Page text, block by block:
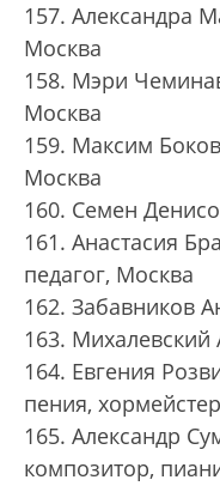
157. Александра
Москва
158. Мэри
Москва
159. Максим
Москва
160. Семен
161. Анастасия
педагог, Москва
162. Забавников
163. Михалевский
164. Евгения
пения,
165. Александр
композитор,